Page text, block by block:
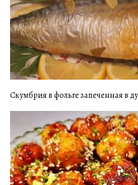
Скумбрия в фольге запеченная в